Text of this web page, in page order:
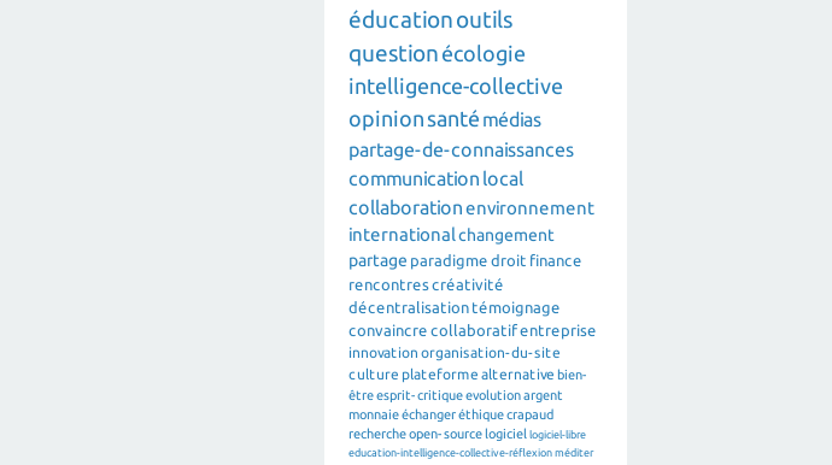
éducationoutils
question écologie
intelligence-collective
opinion santé médias
partage-de-connaissances
communication local
collaborationenvironnement
internationalchangement
partage paradigme droit finance
rencontrescréativité
décentralisation témoignage
convaincre collaboratifentreprise
innovation organisation-du-site
culture plateforme alternative bien-
êtreesprit-critiqueevolutionargent
monnaieéchangeréthiquecrapaud
rechercheopen-source logiciel logiciel-libre
education-intelligence-collective-réflexion méditer